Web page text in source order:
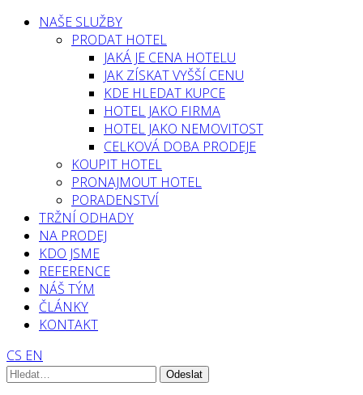
NAŠE SLUŽBY
PRODAT HOTEL
JAKÁ JE CENA HOTELU
JAK ZÍSKAT VYŠŠÍ CENU
KDE HLEDAT KUPCE
HOTEL JAKO FIRMA
HOTEL JAKO NEMOVITOST
CELKOVÁ DOBA PRODEJE
KOUPIT HOTEL
PRONAJMOUT HOTEL
PORADENSTVÍ
TRŽNÍ ODHADY
NA PRODEJ
KDO JSME
REFERENCE
NÁŠ TÝM
ČLÁNKY
KONTAKT
CS EN